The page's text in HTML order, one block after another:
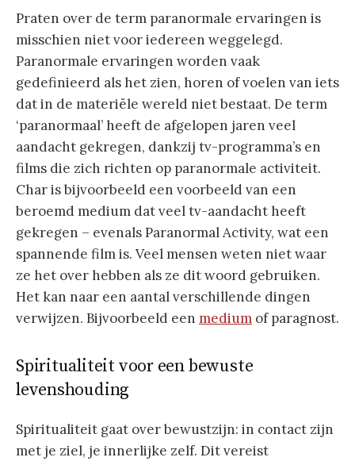
Praten over de term paranormale ervaringen is
misschien niet voor iedereen weggelegd.
Paranormale ervaringen worden vaak
gedefinieerd als het zien, horen of voelen van iets
dat in de materiële wereld niet bestaat. De term
‘paranormaal’ heeft de afgelopen jaren veel
aandacht gekregen, dankzij tv-programma’s en
films die zich richten op paranormale activiteit.
Char is bijvoorbeeld een voorbeeld van een
beroemd medium dat veel tv-aandacht heeft
gekregen – evenals Paranormal Activity, wat een
spannende film is. Veel mensen weten niet waar
ze het over hebben als ze dit woord gebruiken.
Het kan naar een aantal verschillende dingen
verwijzen. Bijvoorbeeld een medium of paragnost.
Spiritualiteit voor een bewuste
levenshouding
Spiritualiteit gaat over bewustzijn: in contact zijn
met je ziel, je innerlijke zelf. Dit vereist